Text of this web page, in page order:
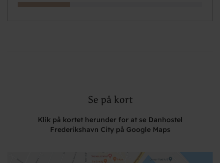
Se på kort
Klik på kortet herunder for at se Danhostel
Frederikshavn City på Google Maps